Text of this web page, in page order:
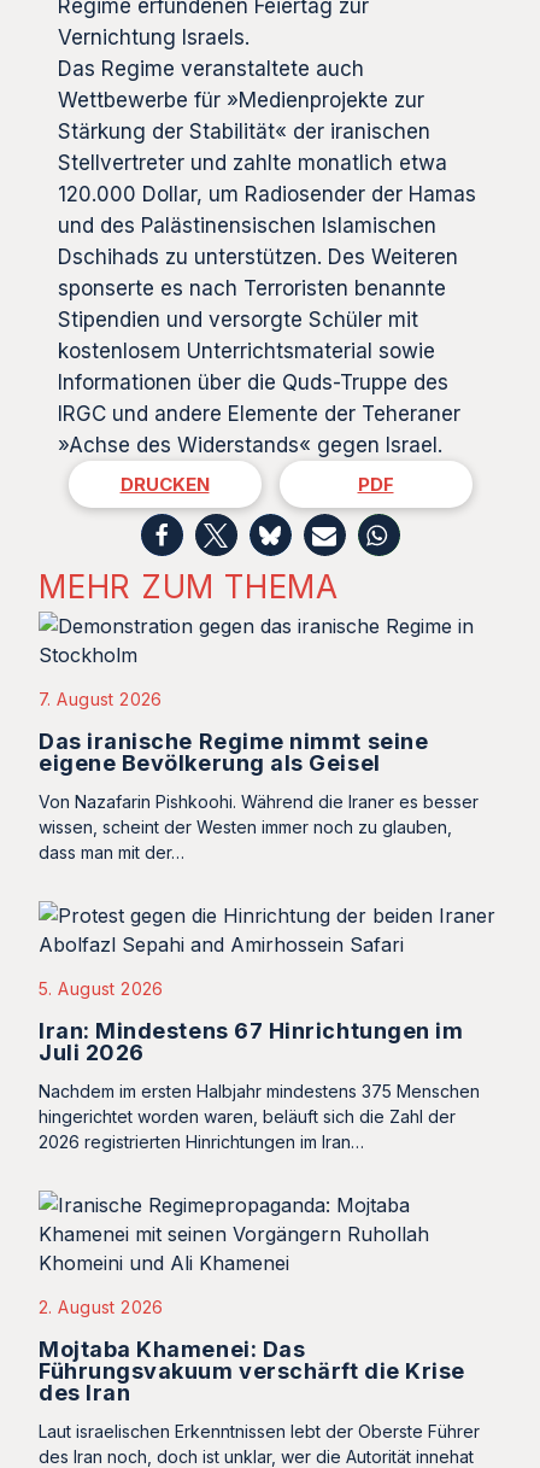
Regime erfundenen Feiertag zur
Vernichtung Israels.
Das Regime veranstaltete auch
Wettbewerbe für »Medienprojekte zur
Stärkung der Stabilität« der iranischen
Stellvertreter und zahlte monatlich etwa
120.000 Dollar, um Radiosender der Hamas
und des Palästinensischen Islamischen
Dschihads zu unterstützen. Des Weiteren
sponserte es nach Terroristen benannte
Stipendien und versorgte Schüler mit
kostenlosem Unterrichtsmaterial sowie
Informationen über die Quds-Truppe des
IRGC und andere Elemente der Teheraner
»Achse des Widerstands« gegen Israel.
DRUCKEN PDF
MEHR ZUM THEMA
7. August 2026
Das iranische Regime nimmt seine
eigene Bevölkerung als Geisel
Von Nazafarin Pishkoohi. Während die Iraner es besser
wissen, scheint der Westen immer noch zu glauben,
dass man mit der…
5. August 2026
Iran: Mindestens 67 Hinrichtungen im
Juli 2026
Nachdem im ersten Halbjahr mindestens 375 Menschen
hingerichtet worden waren, beläuft sich die Zahl der
2026 registrierten Hinrichtungen im Iran…
2. August 2026
Mojtaba Khamenei: Das
Führungsvakuum verschärft die Krise
des Iran
Laut israelischen Erkenntnissen lebt der Oberste Führer
des Iran noch, doch ist unklar, wer die Autorität innehat